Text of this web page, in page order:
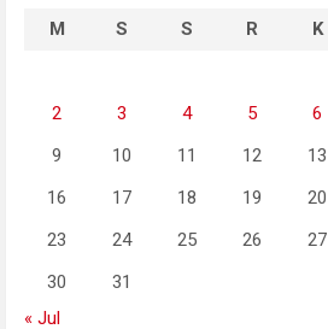
M S S R K
2
3 4 5 6
9
10 11 12 13
16
17 18 19 20
23
24 25 26 27
30
31
« Jul